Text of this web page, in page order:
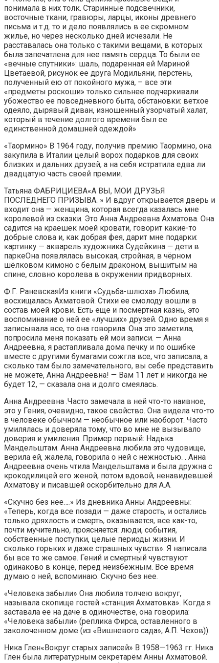
понимала в них толк. Старинные подсвечники,
восточные ткани, гравюры, ларцы, иконы древнего
письма и т.д. то и дело появлялись в ее скромном
жилье, но через несколько дней исчезали. Не
расставалась она только с такими вещами, в которых
была запечатлена для нее память сердца. То были ее
«вечные спутники»: шаль, подаренная ей Мариной
Цветаевой, рисунок ее друга Модильяни, перстень,
полученный ею от покойного мужа, – все эти
«предметы роскоши» только сильнее подчеркивали
убожество ее повседневного быта, обстановки: ветхое
одеяло, дырявый диван, изношенный узорчатый халат,
который в течение долгого времени был ее
единственной домашней одеждой»
«Таормино» В 1964 году, получив премию Таормино, она
закупила в Италии целый ворох подарков для своих
близких и дальних друзей, а на себя истратила едва ли
двадцатую часть своей премии.
Татьяна ФАБРИЦИЕВА«А ВЫ, МОИ ДРУЗЬЯ
ПОСЛЕДНЕГО ПРИЗЫВА. » И вдруг открывается дверь и
входит она — женщина, которая всегда казалась мне
королевой из сказки. Это Анна Андреевна Ахматова. Она
садится на краешек моей кровати, говорит какие-то
добрые слова и, как добрая фея, дарит мне подарки:
картинку — акварель художника Судейкина — дети в
паркеОна появлялась высокая, стройная, в чёрном
шёлковом кимоно с белым драконом, вышитым на
спине, словно королева в окружении придворных.
Ф.Г. РаневскаяИз книги «Судьба-шлюха» Любила,
восхищалась Ахматовой. Стихи ее смолоду вошли в
состав моей крови. Есть еще и посмертная казнь, это
воспоминание о ней ее «лучших» друзей. Одно время я
записывала все, то она говорила. Она это заметила,
попросила меня показать ей мои записи. — Анна
Андреевна, я растапливала дома печку и по ошибке
вместе с другими бумагами сожгла все, что записала, а
сколько там было замечательного, вы себе представить
не можете, Анна Андреевна! — Вам 11 лет и никогда не
будет 12, — сказала она и долго смеялась.
Анна Андреевна .Часто замечала в ней что-то наивное,
это у Гения, очевидно, такое свойство. Она видела что-то
в человеке обычном — необычное или наоборот. Часто
умилялась и доверяла тому, что во мне не вызывало
доверия и умиления. Пример первый: Надька
Мандельштам. Анна Андреевна любила это чудовище,
верила ей, жалела, говорила о ней с нежностью. . Анна
Андреевна очень чтила Мандельштама и была дружна с
крокодилицей его женой, потом вдовой, ненавидевшей
Ахматову и писавшей оскорбительно для А.А.
«Скучно без нее….» Из дневника Анны Андреевны:
«Теперь, когда все позади — даже старость, и остались
только дряхлость и смерть, оказывается, все как-то,
почти мучительно, проясняется: люди, события,
собственные поступки, целые периоды жизни. И
сколько горьких и даже страшных чувств». Я написала
бы все то же самое. Гений и смертный чувствуют
одинаково в конце, перед неизбежным. Все время
думаю о ней, вспоминаю. Скучно без нее.
«Человека забыли» Она любила толчею вокруг,
называла скопище гостей «станция Ахматовка». Когда я
заставала ее на даче в одиночестве, она говорила:
«Человека забыли» (реплика Фирса, оставленного в
заколоченном доме (из «Вишневого сада», А.П. Чехов)).
Ника Глен«Вокруг старых записей» В 1958—1963 гг. Ника
Глен была литературным секретарём Анны Ахматовой.